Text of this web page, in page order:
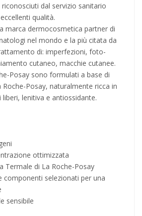
dal servizio sanitario
qualità.
marca dermocosmetica partner di
nel mondo e la più citata da
di: imperfezioni, foto-
cutaneo, macchie cutanee.
Posay sono formulati a base di
Posay, naturalmente ricca in
liberi, lenitiva e antiossidante.
ottimizzata
di La Roche-Posay
selezionati per una
sensibile